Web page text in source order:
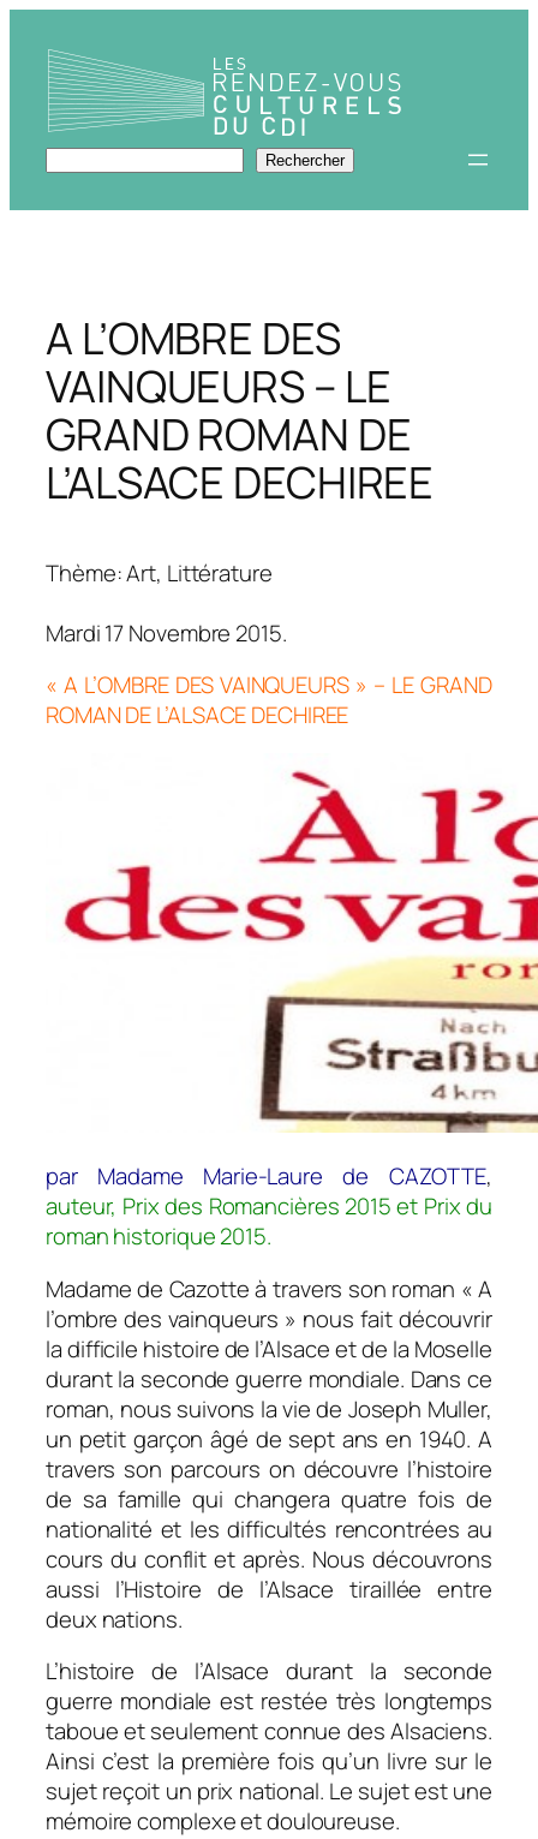
contenu
Rechercher Rechercher
A L’OMBRE DES
VAINQUEURS – LE
GRAND ROMAN DE
L’ALSACE DECHIREE
Thème: Art, Littérature
Mardi 17 Novembre 2015.
« A L’OMBRE DES VAINQUEURS » – LE GRAND
ROMAN DE L’ALSACE DECHIREE
par Madame Marie-Laure de CAZOTTE,
auteur, Prix des Romancières 2015 et Prix du
roman historique 2015.
Madame de Cazotte à travers son roman « A
l’ombre des vainqueurs » nous fait découvrir
la difficile histoire de l’Alsace et de la Moselle
durant la seconde guerre mondiale. Dans ce
roman, nous suivons la vie de Joseph Muller,
un petit garçon âgé de sept ans en 1940. A
travers son parcours on découvre l’histoire
de sa famille qui changera quatre fois de
nationalité et les difficultés rencontrées au
cours du conflit et après. Nous découvrons
aussi l’Histoire de l’Alsace tiraillée entre
deux nations.
L’histoire de l’Alsace durant la seconde
guerre mondiale est restée très longtemps
taboue et seulement connue des Alsaciens.
Ainsi c’est la première fois qu’un livre sur le
sujet reçoit un prix national. Le sujet est une
mémoire complexe et douloureuse.